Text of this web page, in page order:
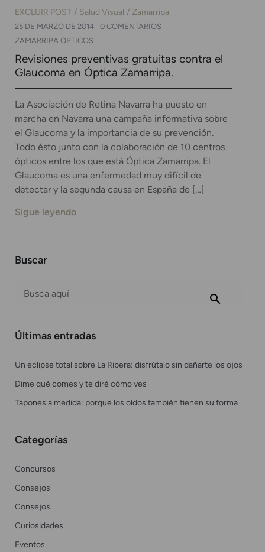
EXCLUIR POST Salud Visual Zamarripa
25 DE MARZO DE 2014
0 COMENTARIOS
ZAMARRIPA ÓPTICOS
Revisiones preventivas gratuitas contra el
Glaucoma en Óptica Zamarripa.
La Asociación de Retina Navarra ha puesto en
marcha en Navarra una campaña informativa sobre
el Glaucoma y la importancia de su prevención.
Todo ésto junto con la colaboración de 10 centros
ópticos entre los que está Óptica Zamarripa. El
Glaucoma es una enfermedad muy difícil de
detectar y la segunda causa en España de […]
Sigue leyendo
Buscar
Últimas entradas
Un eclipse total sobre La Ribera: disfrútalo sin dañarte los ojos
Dime qué comes y te diré cómo ves
Tapones a medida: porque los oídos también tienen su forma
Categorías
Concursos
Consejos
Consejos
Curiosidades
Eventos